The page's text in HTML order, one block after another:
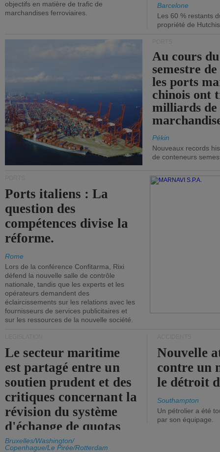
objectifs en matière de trafic de
marchandises ferroviaires.
Barcelone
Les 60 % restants
propriété de
Au cours
semestre
les ports
chinois ont
milliards de
Pékin
Nouveaux records
de conteneurs
Ports italiens : La
question des
compétences divise la
réforme.
Rome
Lors de la conférence Confitarma, Rixi
défend la nouvelle salle de contrôle
nationale, tandis que les experts et les
opérateurs demandent des
éclaircissements sur les relations avec les
fournisseurs de services publicitaires et
sur les ressources de la nouvelle société.
Le secteur maritime
est partagé entre un
soutien prudent et des
critiques concernant la
révision du système
d'échange de quotas
d'émission de l'UE.
Bruxelles/Washington/
Copenhague/Le Pirée/Rotterdam
Nouvelle
contre un
le détroit
Southampton
Un pétrolier a été
par son équipage.